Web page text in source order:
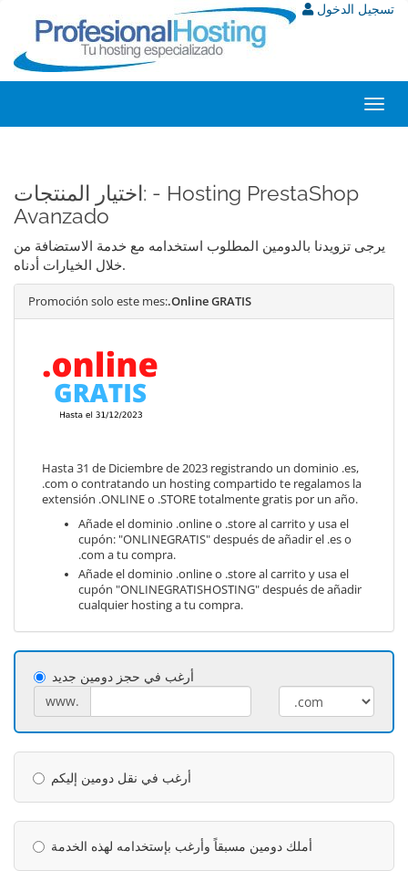
تسجيل الدخول
اختيار المنتجات: - Hosting PrestaShop
Avanzado
يرجى تزويدنا بالدومين المطلوب استخدامه مع خدمة الاستضافة من
خلال الخيارات أدناه.
Promoción solo este mes:.Online GRATIS
Hasta 31 de Diciembre de 2023 registrando un dominio .es,
.com o contratando un hosting compartido te regalamos la
extensión .ONLINE o .STORE totalmente gratis por un año.
Añade el dominio .online o .store al carrito y usa el
cupón: "ONLINEGRATIS" después de añadir el .es o
.com a tu compra.
Añade el dominio .online o .store al carrito y usa el
cupón "ONLINEGRATISHOSTING" después de añadir
cualquier hosting a tu compra.
أرغب في حجز دومين جديد
www.
أرغب في نقل دومين إليكم
أملك دومين مسبقاً وأرغب بإستخدامه لهذه الخدمة